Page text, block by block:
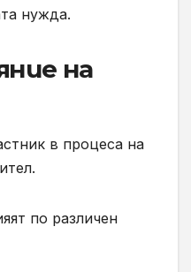
нужда.
на
в процеса на
по различен